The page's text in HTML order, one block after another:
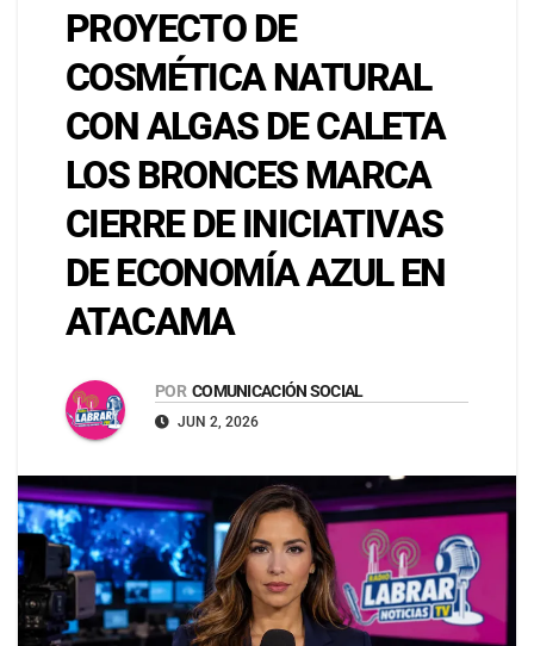
PROYECTO DE
COSMÉTICA NATURAL
CON ALGAS DE CALETA
LOS BRONCES MARCA
CIERRE DE INICIATIVAS
DE ECONOMÍA AZUL EN
ATACAMA
POR COMUNICACIÓN SOCIAL
JUN 2, 2026